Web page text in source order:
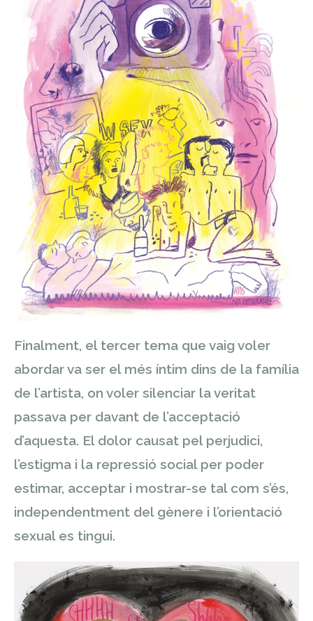
Finalment, el tercer tema que vaig voler
abordar va ser el més íntim dins de la família
de l’artista, on voler silenciar la veritat
passava per davant de l’acceptació
d’aquesta. El dolor causat pel perjudici,
l’estigma i la repressió social per poder
estimar, acceptar i mostrar-se tal com s’és,
independentment del gènere i l’orientació
sexual es tingui.